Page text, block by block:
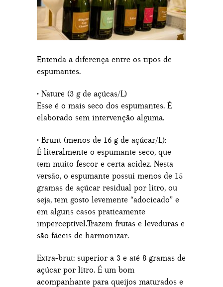
Entenda a diferença entre os tipos de
espumantes.
• Nature (3 g de açúcas/L)
Esse é o mais seco dos espumantes. É
elaborado sem intervenção alguma.
• Brunt (menos de 16 g de açúcar/L):
É literalmente o espumante seco, que
tem muito fescor e certa acidez. Nesta
versão, o espumante possui menos de 15
gramas de açúcar residual por litro, ou
seja, tem gosto levemente “adocicado” e
em alguns casos praticamente
imperceptível.Trazem frutas e leveduras e
são fáceis de harmonizar.
Extra-brut: superior a 3 e até 8 gramas de
açúcar por litro. É um bom
acompanhante para queijos maturados e